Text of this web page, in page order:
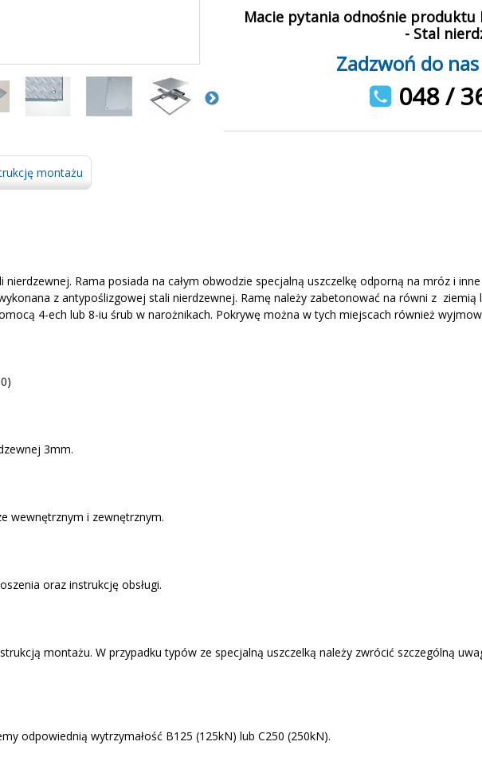
Macie pytania odnośnie produktu
- Stal
Zadzwoń do
048 /
montażu
Rama posiada na całym obwodzie specjalną uszczelkę odporną na mróz i
z antypoślizgowej stali nierdzewnej. Ramę należy zabetonować na równi z ziemią
4-ech lub 8-iu śrub w narożnikach. Pokrywę można w tych miejscach również
3mm.
wewnętrznym i zewnętrznym.
oraz instrukcję obsługi.
montażu. W przypadku typów ze specjalną uszczelką należy zwrócić szczególną
odpowiednią wytrzymałość B125 (125kN) lub C250 (250kN).